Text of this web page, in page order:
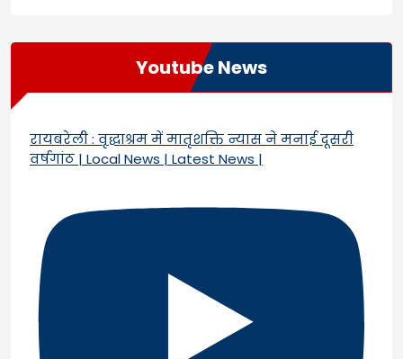
Youtube News
रायबरेली : वृद्धाश्रम में मातृशक्ति न्यास ने मनाई दूसरी
वर्षगांठ | Local News | Latest News |